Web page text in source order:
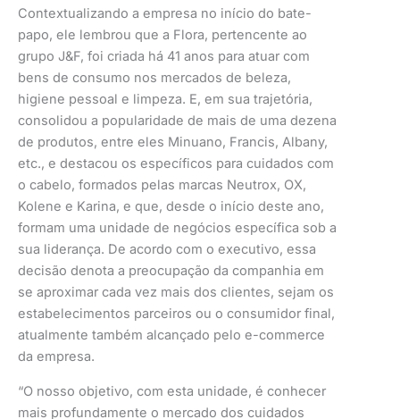
Contextualizando a empresa no início do bate-
papo, ele lembrou que a Flora, pertencente ao
grupo J&F, foi criada há 41 anos para atuar com
bens de consumo nos mercados de beleza,
higiene pessoal e limpeza. E, em sua trajetória,
consolidou a popularidade de mais de uma dezena
de produtos, entre eles Minuano, Francis, Albany,
etc., e destacou os específicos para cuidados com
o cabelo, formados pelas marcas Neutrox, OX,
Kolene e Karina, e que, desde o início deste ano,
formam uma unidade de negócios específica sob a
sua liderança. De acordo com o executivo, essa
decisão denota a preocupação da companhia em
se aproximar cada vez mais dos clientes, sejam os
estabelecimentos parceiros ou o consumidor final,
atualmente também alcançado pelo e-commerce
da empresa.
“O nosso objetivo, com esta unidade, é conhecer
mais profundamente o mercado dos cuidados